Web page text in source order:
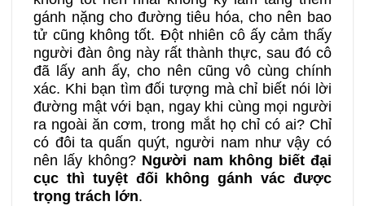
gánh nặng cho đường tiêu hóa, cho nên bao
tử cũng không tốt. Đột nhiên cô ấy cảm thấy
người đàn ông này rất thành thực, sau đó cô
đã lấy anh ấy, cho nên cũng vô cùng chính
xác. Khi bạn tìm đối tượng mà chỉ biết nói lời
đường mật với bạn, ngay khi cùng mọi người
ra ngoài ăn cơm, trong mắt họ chỉ có ai? Chỉ
có đôi ta quấn quýt, người nam như vậy có
nên lấy không? Người nam không biết đại
cục thì tuyệt đối không gánh vác được
trọng trách lớn.